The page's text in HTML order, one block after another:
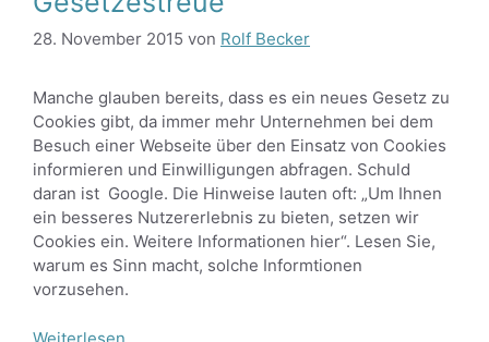
28. November 2015 von Rolf Becker
Manche glauben bereits, dass es ein neues Gesetz zu
Cookies gibt, da immer mehr Unternehmen bei dem
Besuch einer Webseite über den Einsatz von Cookies
informieren und Einwilligungen abfragen. Schuld
daran ist Google. Die Hinweise lauten oft: „Um Ihnen
ein besseres Nutzererlebnis zu bieten, setzen wir
Cookies ein. Weitere Informationen hier“. Lesen Sie,
warum es Sinn macht, solche Informtionen
vorzusehen.
Weiterlesen